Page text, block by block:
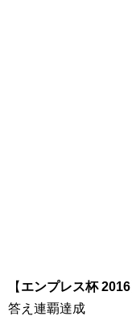
【 エンプレス杯 2016
答え連覇達成